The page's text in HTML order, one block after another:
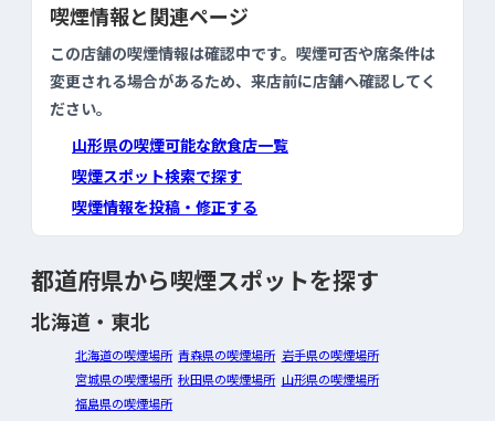
喫煙情報と関連ページ
この店舗の喫煙情報は確認中です。喫煙可否や席条件は
変更される場合があるため、来店前に店舗へ確認してく
ださい。
山形県の喫煙可能な飲食店一覧
喫煙スポット検索で探す
喫煙情報を投稿・修正する
都道府県から喫煙スポットを探す
北海道・東北
北海道の喫煙場所 青森県の喫煙場所 岩手県の喫煙場所
宮城県の喫煙場所 秋田県の喫煙場所 山形県の喫煙場所
福島県の喫煙場所